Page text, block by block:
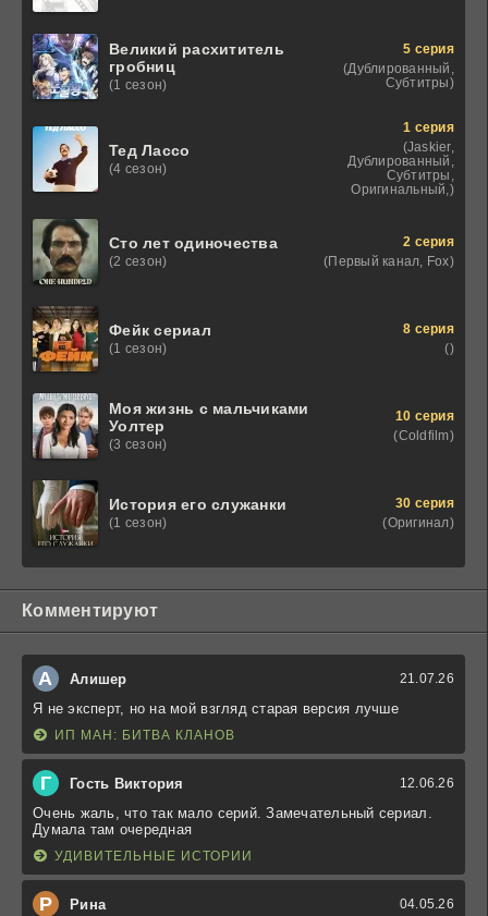
Великий расхититель
гробниц
(1 сезон)
5 серия
(Дублированный,
Субтитры)
Тед Лассо
(4 сезон)
1 серия
(Jaskier,
Дублированный,
Субтитры,
Оригинальный,)
Сто лет одиночества
(2 сезон)
2 серия
(Первый канал, Fox)
Фейк сериал
(1 сезон)
8 серия
()
Моя жизнь с мальчиками
Уолтер
(3 сезон)
10 серия
(Coldfilm)
История его служанки
(1 сезон)
30 серия
(Оригинал)
Комментируют
А Алишер 21.07.26
Я не эксперт, но на мой взгляд старая версия лучше
ИП МАН: БИТВА КЛАНОВ
Г Гость Виктория 12.06.26
Очень жаль, что так мало серий. Замечательный сериал.
Думала там очередная
УДИВИТЕЛЬНЫЕ ИСТОРИИ
Р Рина 04.05.26